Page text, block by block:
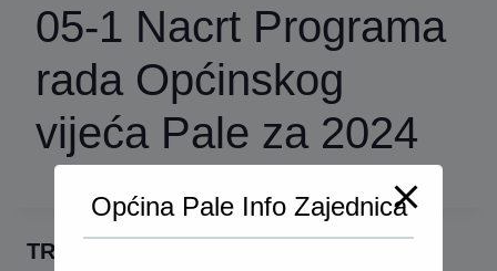
05-1 Nacrt Programa
rada Općinskog
vijeća Pale za 2024
TRAŽI
Općina Pale Info Zajednica